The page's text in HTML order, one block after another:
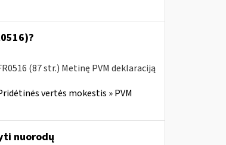
(87 str.) Metinę PVM deklaraciją
vertės mokestis » PVM
nuorodų